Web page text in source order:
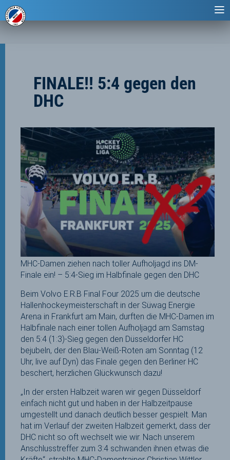
FINALE!! 5:4 gegen den
DHC
MHC-Damen ziehen nach toller Aufholjagd ins DM-
Finale ein! – 5:4-Sieg im Halbfinale gegen den DHC
Beim Volvo E.R.B Final Four 2025 um die deutsche
Hallenhockeymeisterschaft in der Süwag Energie
Arena in Frankfurt am Main, durften die MHC-Damen im
Halbfinale nach einer tollen Aufholjagd am Samstag
den 5:4 (1:3)-Sieg gegen den Düsseldorfer HC
bejubeln, der den Blau-Weiß-Roten am Sonntag (12
Uhr, live auf Dyn) das Finale gegen den Berliner HC
beschert, herzlichen Glückwunsch dazu!
„In der ersten Halbzeit waren wir gegen Düsseldorf
einfach nicht gut und haben in der Halbzeitpause
umgestellt und danach deutlich besser gespielt. Man
hat im Verlauf der zweiten Halbzeit gemerkt, dass der
DHC nicht so oft wechselt wie wir. Nach unserem
Anschlusstreffer zum 3:4 schwanden ihnen etwas die